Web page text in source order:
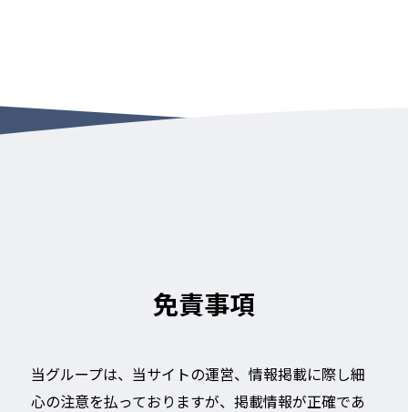
免責事項
当グループは、当サイトの運営、情報掲載に際し細
心の注意を払っておりますが、掲載情報が正確であ